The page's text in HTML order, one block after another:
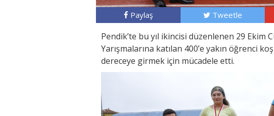
Paylaş Tweetle
Pendik’te bu yıl ikincisi düzenlenen 29 Ekim
Yarışmalarına katılan 400’e yakın öğrenci
dereceye girmek için mücadele etti.